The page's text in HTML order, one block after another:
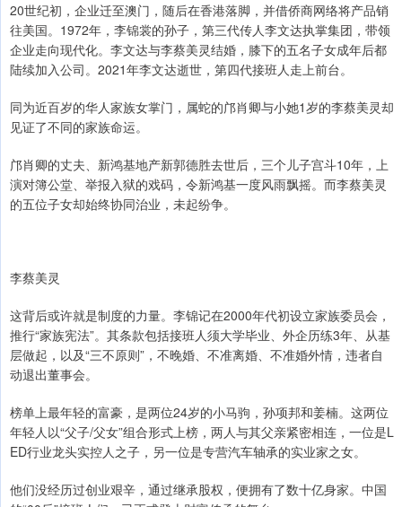
20世纪初，企业迁至澳门，随后在香港落脚，并借侨商网络将产品销
往美国。1972年，李锦裳的孙子，第三代传人李文达执掌集团，带领
企业走向现代化。李文达与李蔡美灵结婚，膝下的五名子女成年后都
陆续加入公司。2021年李文达逝世，第四代接班人走上前台。
同为近百岁的华人家族女掌门，属蛇的邝肖卿与小她1岁的李蔡美灵却
见证了不同的家族命运。
邝肖卿的丈夫、新鸿基地产新郭德胜去世后，三个儿子宫斗10年，上
演对簿公堂、举报入狱的戏码，令新鸿基一度风雨飘摇。而李蔡美灵
的五位子女却始终协同治业，未起纷争。
李蔡美灵
这背后或许就是制度的力量。李锦记在2000年代初设立家族委员会，
推行“家族宪法”。其条款包括接班人须大学毕业、外企历练3年、从基
层做起，以及“三不原则”，不晚婚、不准离婚、不准婚外情，违者自
动退出董事会。
榜单上最年轻的富豪，是两位24岁的小马驹，孙项邦和姜楠。这两位
年轻人以“父子/父女”组合形式上榜，两人与其父亲紧密相连，一位是L
ED行业龙头实控人之子，另一位是专营汽车轴承的实业家之女。
他们没经历过创业艰辛，通过继承股权，便拥有了数十亿身家。中国